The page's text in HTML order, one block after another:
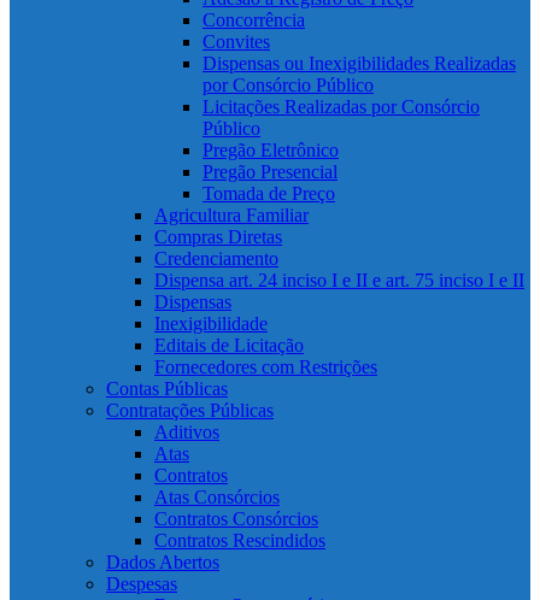
Concorrência
Convites
Dispensas ou Inexigibilidades Realizadas
por Consórcio Público
Licitações Realizadas por Consórcio
Público
Pregão Eletrônico
Pregão Presencial
Tomada de Preço
Agricultura Familiar
Compras Diretas
Credenciamento
Dispensa art. 24 inciso I e II e art. 75 inciso I e II
Dispensas
Inexigibilidade
Editais de Licitação
Fornecedores com Restrições
Contas Públicas
Contratações Públicas
Aditivos
Atas
Contratos
Atas Consórcios
Contratos Consórcios
Contratos Rescindidos
Dados Abertos
Despesas